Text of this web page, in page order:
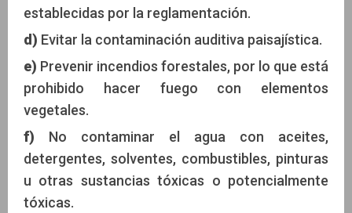
establecidas por la reglamentación.
d) Evitar la contaminación auditiva paisajística.
e) Prevenir incendios forestales, por lo que está
prohibido hacer fuego con elementos
vegetales.
f) No contaminar el agua con aceites,
detergentes, solventes, combustibles, pinturas
u otras sustancias tóxicas o potencialmente
tóxicas.